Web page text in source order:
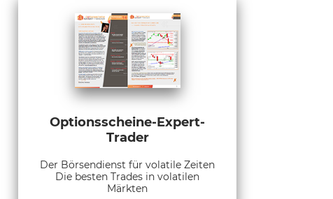
Optionsscheine-Expert-
Trader
Der Börsendienst für volatile Zeiten
Die besten Trades in volatilen
Märkten